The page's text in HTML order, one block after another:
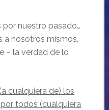
nuestro pasado…
a nosotros mismos,
– la verdad de lo
cualquiera de) los
todos (cualquiera